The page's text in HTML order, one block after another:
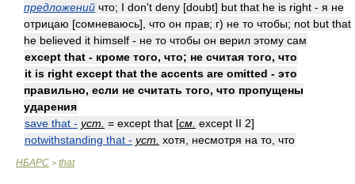
предложений что; I don't deny [doubt] but that he is right - я не
отрицаю [сомневаюсь], что он прав; г) не то чтобы; not but that
he believed it himself - не то чтобы он верил этому сам
except that - кроме того, что; не считая того, что
it is right except that the accents are omitted - это
правильно, если не считать того, что пропущены
ударения
save that - уст. = except that [см. except II 2]
notwithstanding that - уст. хотя, несмотря на то, что
НБАРС > that